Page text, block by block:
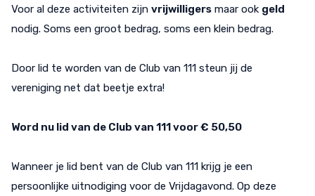
Voor al deze activiteiten zijn vrijwilligersmaar ook geld
nodig. Soms een groot bedrag, soms een klein bedrag.
Door lid te worden van de Club van 111 steun jij de
vereniging net dat beetje extra!
Word nu lid van de Club van 111 voor € 50,50
Wanneer je lid bent van de Club van 111 krijg je een
persoonlijke uitnodiging voor de Vrijdagavond. Op deze